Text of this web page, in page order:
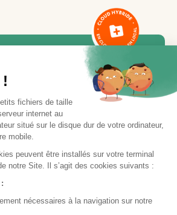
ou d'une
là pour vous accompagner.
support via le bouton «
», en indiquant votre demande
ou appelez-nous
téléphone.